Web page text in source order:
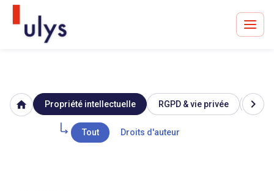
Avocats à Paris & Bruxelles
Leader en droit de l'innovation depuis 30 ans
home Propriété intellectuelle RGPD & vie privée
Tout Droits d'auteur
chevron_right